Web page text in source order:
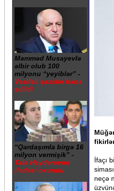
Məmməd Musayevlə
əlbir olub 100
milyonu “yeyiblər” -
Vəzifəli şəxslər həbs
edildi
“Qardaşımla birgə 16
milyon vermişik” -
Tale Heydərovun
ifadəsi oxundu
İfaçı
neçə